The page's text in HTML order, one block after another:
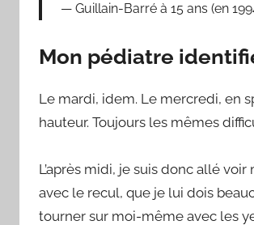
Guillain-Barré à 15 ans (en
Mon pédiatre
Le mardi, idem. Le mercredi, en
hauteur. Toujours les mêmes
L’après midi, je suis donc allé
avec le recul, que je lui dois
tourner sur moi-même avec les